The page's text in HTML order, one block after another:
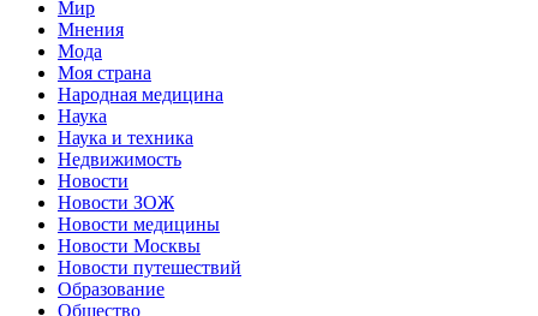
Мир
Мнения
Мода
Моя страна
Народная медицина
Наука
Наука и техника
Недвижимость
Новости
Новости ЗОЖ
Новости медицины
Новости Москвы
Новости путешествий
Образование
Общество